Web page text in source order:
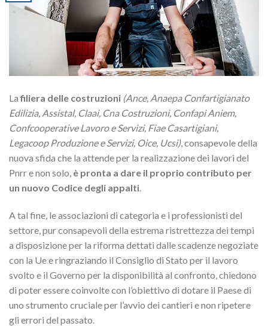
Lafiliera delle costruzioni (Ance, Anaepa Confartigianato
Edilizia, Assistal, Claai, Cna Costruzioni, Confapi Aniem,
Confcooperative Lavoro e Servizi, Fiae Casartigiani,
Legacoop Produzione e Servizi, Oice, Ucsi), consapevole della
nuova sfida che la attende per la realizzazione dei lavori del
Pnrr e non solo, è pronta a dare il proprio contributo per
un nuovo Codice degli appalti
A tal fine, le associazioni di categoria e i professionisti del
settore, pur consapevoli della estrema ristrettezza dei tempi
a disposizione per la riforma dettati dalle scadenze negoziate
con la Ue e ringraziando il Consiglio di Stato per il lavoro
svolto e il Governo per la disponibilità al confronto, chiedono
di poter essere coinvolte con l’obiettivo di dotare il Paese di
uno strumento cruciale per l’avvio dei cantieri e non ripetere
gli errori del passato.